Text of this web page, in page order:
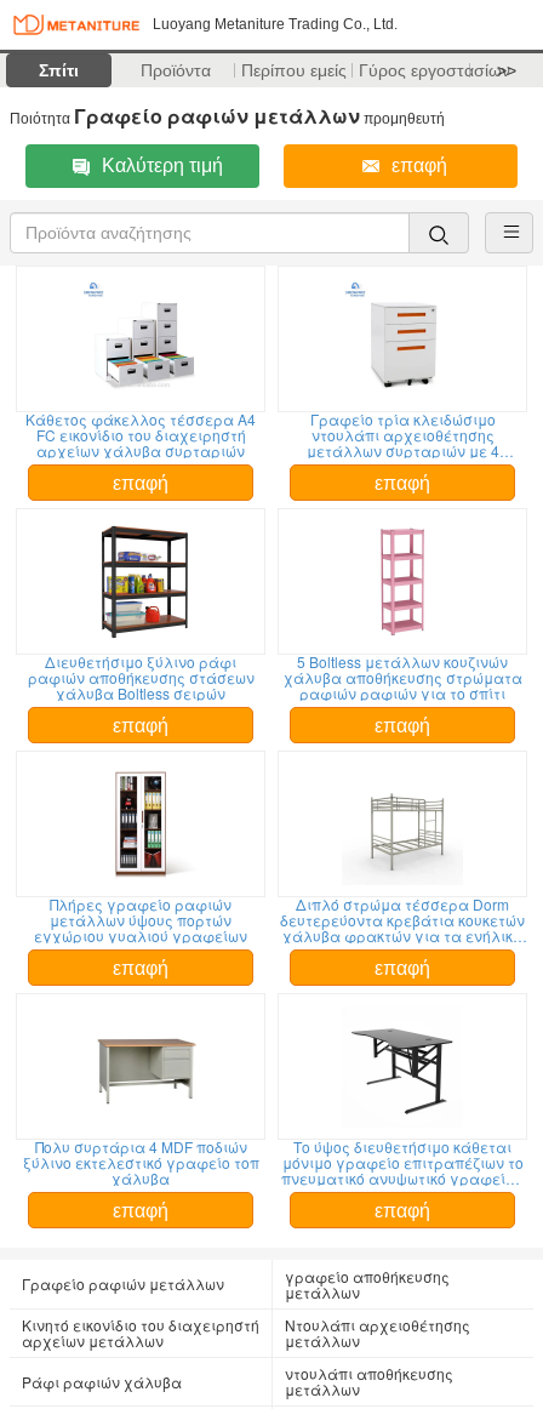
Luoyang Metaniture Trading Co., Ltd.
Σπίτι Προϊόντα Περίπου εμείς Γύρος εργοστασίων
>>
Ποιότητα Γραφείο ραφιών μετάλλων προμηθευτή
Καλύτερη τιμή επαφή
Κάθετος φάκελλος τέσσερα A4
FC εικονίδιο του διαχειρηστή
αρχείων χάλυβα συρταριών
επαφή
Γραφείο τρία κλειδώσιμο
ντουλάπι αρχειοθέτησης
μετάλλων συρταριών με 4
τροχίσκους
επαφή
Διευθετήσιμο ξύλινο ράφι
ραφιών αποθήκευσης στάσεων
χάλυβα Boltless σειρών
επαφή
5 Boltless μετάλλων κουζινών
χάλυβα αποθήκευσης στρώματα
ραφιών ραφιών για το σπίτι
επαφή
Πλήρες γραφείο ραφιών
μετάλλων ύψους πορτών
εγχώριου γυαλιού γραφείων
επαφή
Διπλό στρώμα τέσσερα Dorm
δευτερεύοντα κρεβάτια κουκετών
χάλυβα φρακτών για τα ενήλικα
παιδιά
επαφή
Πολυ συρτάρια 4 MDF ποδιών
ξύλινο εκτελεστικό γραφείο τοπ
χάλυβα
επαφή
Το ύψος διευθετήσιμο κάθεται
μόνιμο γραφείο επιτραπέζιων το
πνευματικό ανυψωτικό γραφείων
στάσεων
επαφή
Γραφείο ραφιών μετάλλων γραφείο αποθήκευσης
μετάλλων
Κινητό εικονίδιο του διαχειρηστή
αρχείων μετάλλων
Ντουλάπι αρχειοθέτησης
μετάλλων
Ράφι ραφιών χάλυβα
ντουλάπι αποθήκευσης
μετάλλων